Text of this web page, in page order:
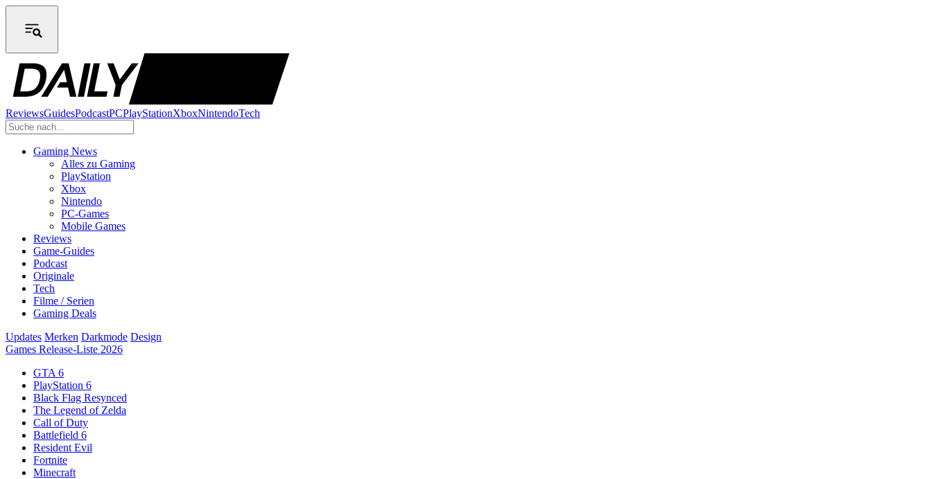
ReviewsGuidesPodcastPCPlayStationXboxNintendoTech
Gaming News
Alles zu Gaming
PlayStation
Xbox
Nintendo
PC-Games
Mobile Games
Reviews
Game-Guides
Podcast
Originale
Tech
Filme / Serien
Gaming Deals
Updates Merken Darkmode Design
Games Release-Liste 2026
GTA 6
PlayStation 6
Black Flag Resynced
The Legend of Zelda
Call of Duty
Battlefield 6
Resident Evil
Fortnite
Minecraft